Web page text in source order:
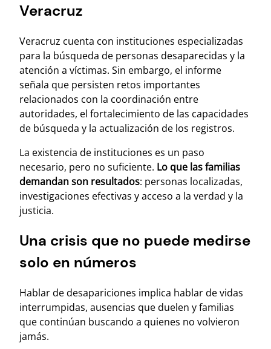
Veracruz
Veracruz cuenta con instituciones especializadas
para la búsqueda de personas desaparecidas y la
atención a víctimas. Sin embargo, el informe
señala que persisten retos importantes
relacionados con la coordinación entre
autoridades, el fortalecimiento de las capacidades
de búsqueda y la actualización de los registros.
La existencia de instituciones es un paso
necesario, pero no suficiente. Lo que las familias
demandan son resultados: personas localizadas,
investigaciones efectivas y acceso a la verdad y la
justicia.
Una crisis que no puede medirse
solo en números
Hablar de desapariciones implica hablar de vidas
interrumpidas, ausencias que duelen y familias
que continúan buscando a quienes no volvieron
jamás.